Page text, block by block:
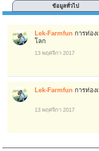
ข้อมูลทั่วไป
Lek-Farmfun การท่อง
โลก
13 พฤศจิกา 2017
Lek-Farmfun การท่อง
13 พฤศจิกา 2017